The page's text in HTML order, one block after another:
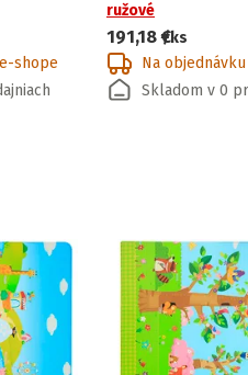
shope
ružové
191,18 €/ks
Na
Skladom v 0